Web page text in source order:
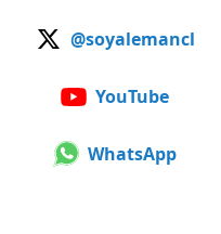
@soyalemancl
YouTube
WhatsApp